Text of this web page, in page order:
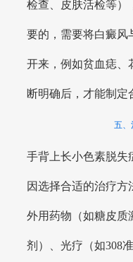
检查、皮肤活检等）
要的，需要将白癜风
开来，例如贫血痣、
断明确后，才能制定
五、
手背上长小色素脱失
因选择合适的治疗
外用药物（如糖皮质
剂）、光疗（如308